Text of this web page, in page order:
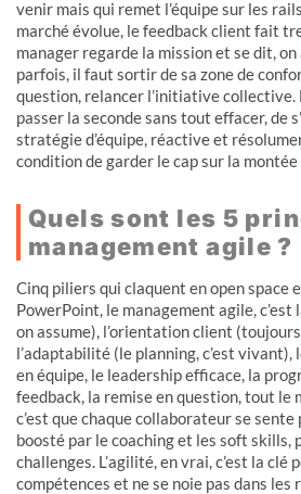
venir mais qui remet l’équipe sur les
marché évolue, le feedback client fait
manager regarde la mission et se dit,
parfois, il faut sortir de sa zone de
question, relancer l’initiative collective.
passer la seconde sans tout effacer, de
stratégie d’équipe, réactive et
condition de garder le cap sur la
Quels sont les 5
management agile ?
Cinq piliers qui claquent en open space
PowerPoint, le management agile,
on assume), l’orientation client
l’adaptabilité (le planning, c’est
en équipe, le leadership efficace, la
feedback, la remise en question, tout le
c’est que chaque collaborateur se
boosté par le coaching et les soft skills,
challenges. L’agilité, en vrai, c’est la clé
compétences et ne se noie pas dans